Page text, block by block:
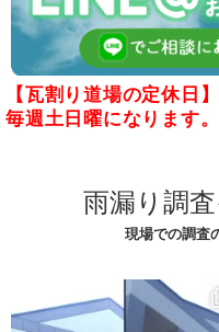
【瓦割り道場の定休日
毎週土日曜になります。
雨漏り調
現場での調査